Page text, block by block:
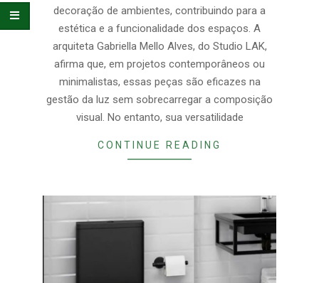
decoração de ambientes, contribuindo para a
estética e a funcionalidade dos espaços. A
arquiteta Gabriella Mello Alves, do Studio LAK,
afirma que, em projetos contemporâneos ou
minimalistas, essas peças são eficazes na
gestão da luz sem sobrecarregar a composição
visual. No entanto, sua versatilidade
CONTINUE READING